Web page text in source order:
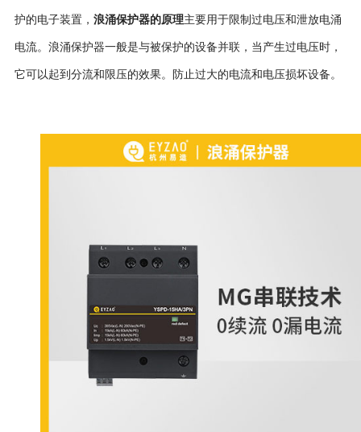
护的电子装置， 浪涌保护器的原理主要用于限制过电压和泄放电涌
电流。浪涌保护器一般是与被保护的设备并联，当产生过电压时，
它可以起到分流和限压的效果。防止过大的电流和电压损坏设备。